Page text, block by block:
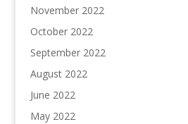
November 2022
October 2022
September 2022
August 2022
June 2022
May 2022